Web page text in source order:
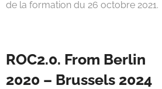
de la formation du 26 octobre 2021.
ROC2.0. From Berlin
2020 – Brussels 2024